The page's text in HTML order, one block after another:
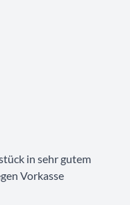
in sehr gutem
Vorkasse